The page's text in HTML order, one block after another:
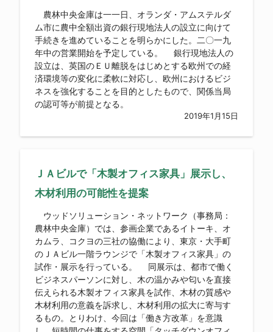
農林中央金庫は一一日、オランダ・アムステルダ
ム市に農中全額出資の銀行現地法人の設立に向けて
手続きを進めていることを明らかにした。二〇一九
年中の営業開始を予定している。 銀行現地法人の
設立は、英国のＥＵ離脱をはじめとする欧州での経
済環境等の変化に柔軟に対応し、欧州におけるビジ
ネスを強化することを目的としたもので、関係当局
の認可等が前提となる。
2019年1月15日
ＪＡビルで「木製オフィス家具」展示し、
木材利用の可能性を提案
ウッドソリューション・ネットワーク（事務局：
農林中央金庫）では、参画企業であるイトーキ、オ
カムラ、コクヨの三社の協働により、東京・大手町
のＪＡビル一階ラウンジで「木製オフィス家具」の
試作・展示を行っている。 同展示は、都市で働く
ビジネスパーソンに対し、木の温かみや匂いを直接
伝えられる木製オフィス家具を試作、木材の質感や
木材利用の意義を訴求し、木材利用の拡大に寄与す
るもの。とりわけ、今回は「働き方改革」を意識